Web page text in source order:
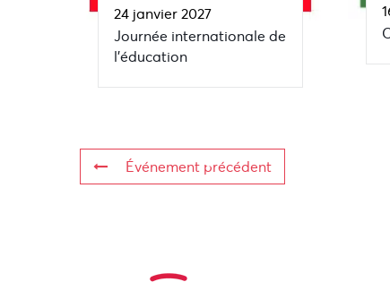
24 janvier 2027
Journée internationale de
l’éducation
Événement précédent